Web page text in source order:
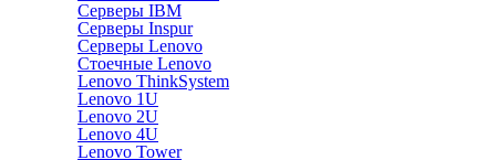
Серверы IBM
Серверы Inspur
Серверы Lenovo
Стоечные Lenovo
Lenovo ThinkSystem
Lenovo 1U
Lenovo 2U
Lenovo 4U
Lenovo Tower